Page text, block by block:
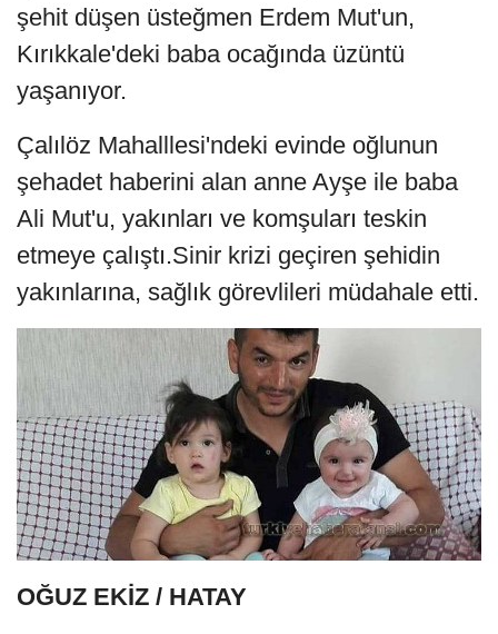
şehit düşen üsteğmen Erdem Mut'un,
Kırıkkale'deki baba ocağında üzüntü
yaşanıyor.
Çalılöz Mahalllesi'ndeki evinde oğlunun
şehadet haberini alan anne Ayşe ile baba
Ali Mut'u, yakınları ve komşuları teskin
etmeye çalıştı.Sinir krizi geçiren şehidin
yakınlarına, sağlık görevlileri müdahale etti.
OĞUZ EKİZ / HATAY